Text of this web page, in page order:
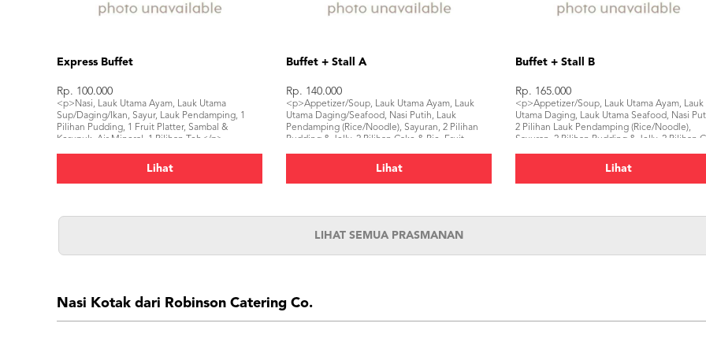
Express Buffet
Rp. 100.000
<p>Nasi, Lauk Utama Ayam, Lauk Utama
Sup/Daging/Ikan, Sayur, Lauk Pendamping, 1
Pilihan Pudding, 1 Fruit Platter, Sambal &
Kerupuk, Air Mineral, 1 Pilihan Teh</p>
Lihat
Buffet + Stall A
Rp. 140.000
<p>Appetizer/Soup, Lauk Utama Ayam, Lauk
Utama Daging/Seafood, Nasi Putih, Lauk
Pendamping (Rice/Noodle), Sayuran, 2 Pilihan
Pudding & Jelly, 2 Pilihan Cake & Pie, Fruit
Pilihan Teh, 1 Pilihan Mocktail/Juice/Soda, 1
Pilihan Food Stall</p>
Lihat
Buffet + Stall B
Rp. 165.000
<p>Appetizer/Soup, Lauk Utama Ayam, Lauk
Utama Daging, Lauk Utama Seafood, Nasi
2 Pilihan Lauk Pendamping (Rice/Noodle),
Sayuran, 2 Pilihan Pudding & Jelly, 2 Pilihan
1 Pilihan Teh, 1 Pilihan Mocktail/Juice/Soda, 1
Pilihan Food Stall</p>
Lihat
LIHAT SEMUA PRASMANAN
Nasi Kotak dari Robinson Catering Co.